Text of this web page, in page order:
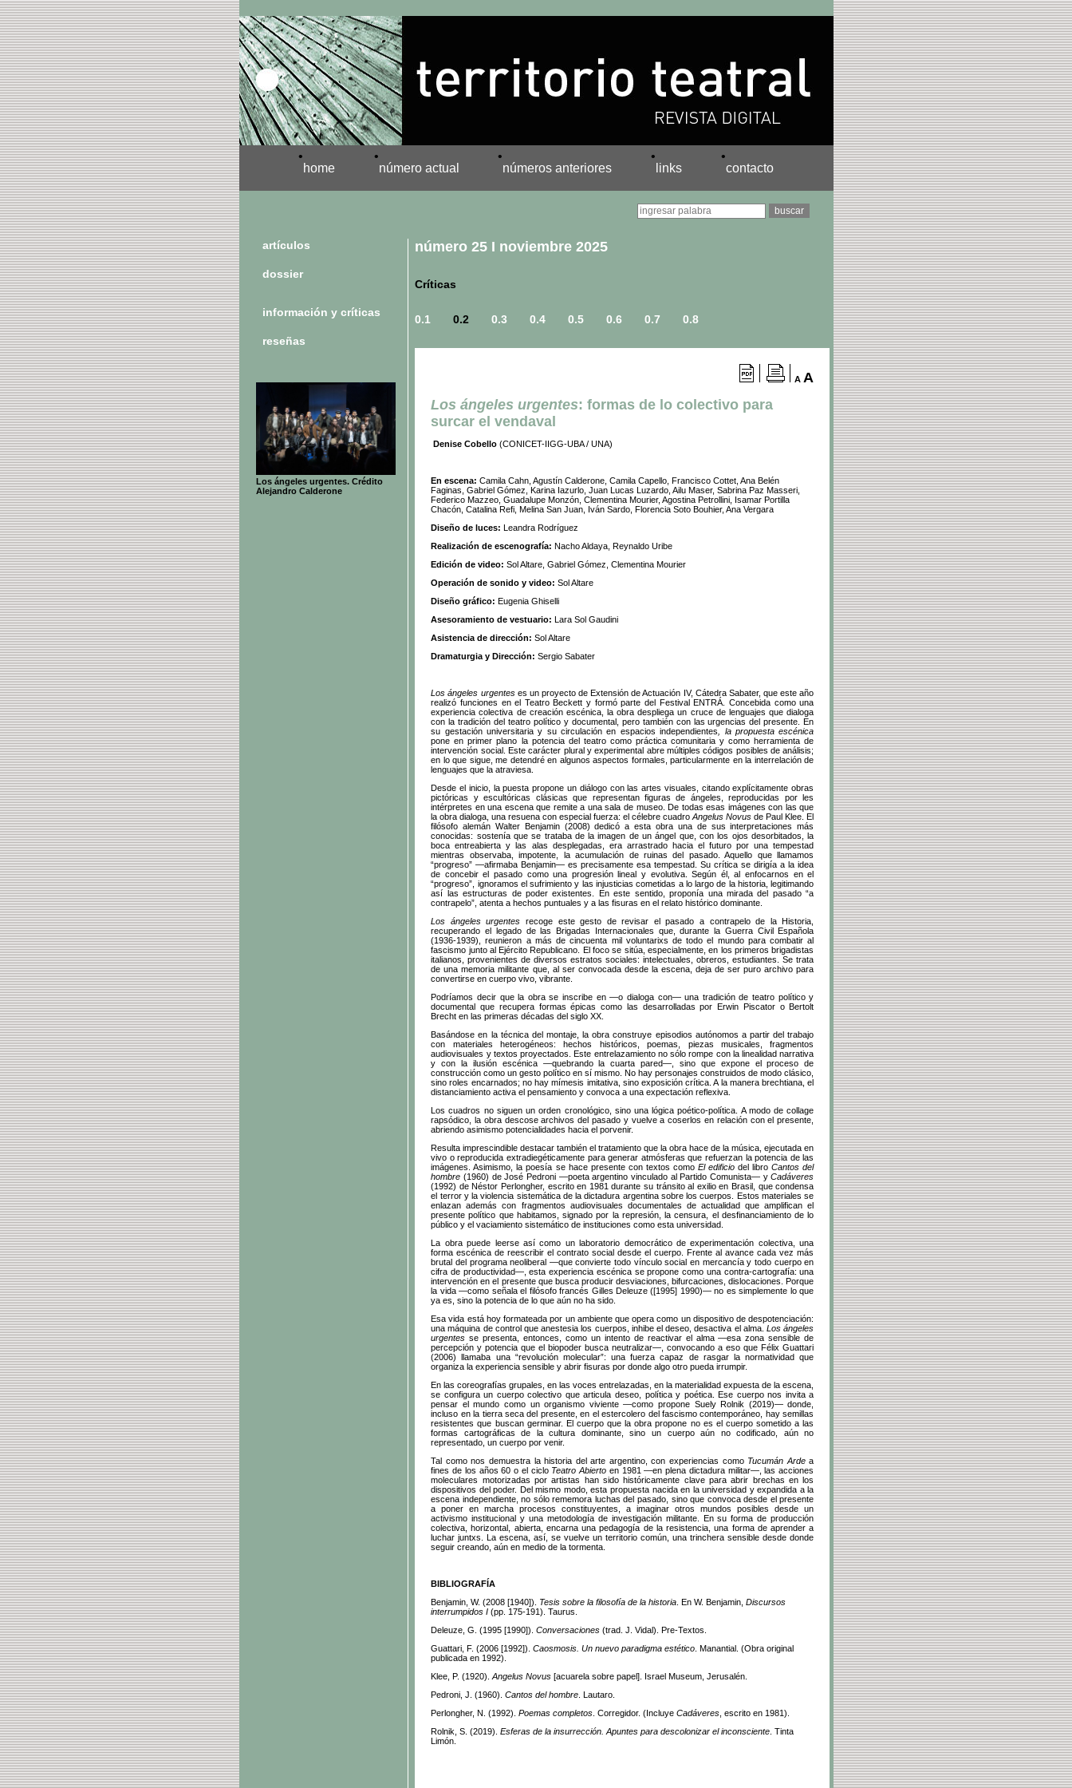
•
home
•
número actual
•
números anteriores
•
links
•
contacto
artículos
dossier
información y críticas
reseñas
Los ángeles urgentes. Crédito
Alejandro Calderone
número 25 I noviembre 2025
Críticas
0.1 0.2 0.3 0.4 0.5 0.6 0.7 0.8
A A
Los ángeles urgentes: formas de lo colectivo para
surcar el vendaval
Denise Cobello (CONICET-IIGG-UBA / UNA)
En escena:Camila Cahn, Agustín Calderone, Camila Capello, Francisco Cottet, Ana Belén
Faginas, Gabriel Gómez, Karina Iazurlo, Juan Lucas Luzardo, Ailu Maser, Sabrina Paz Masseri,
Federico Mazzeo, Guadalupe Monzón, Clementina Mourier, Agostina Petrollini, Isamar Portilla
Chacón, Catalina Refi, Melina San Juan, Iván Sardo, Florencia Soto Bouhier, Ana Vergara
Diseño de luces:Leandra Rodríguez
Realización de escenografía:Nacho Aldaya, Reynaldo Uribe
Edición de video:Sol Altare, Gabriel Gómez, Clementina Mourier
Operación de sonido y video: Sol Altare
Diseño gráfico:Eugenia Ghiselli
Asesoramiento de vestuario: Lara Sol Gaudini
Asistencia de dirección:Sol Altare
Dramaturgia y Dirección:Sergio Sabater
Los ángeles urgenteses un proyecto de Extensión de Actuación IV, Cátedra Sabater, que este año
realizó funciones en el Teatro Beckett y formó parte del Festival ENTRÁ. Concebida como una
experiencia colectiva de creación escénica, la obra despliega un cruce de lenguajes que dialoga
con la tradición del teatro político y documental, pero también con las urgencias del presente. En
su gestación universitaria y su circulación en espacios independientes
la propuesta escénica
pone en primer plano la potencia del teatro como práctica comunitaria y como herramienta de
intervención social. Este carácter plural y experimental abre múltiples códigos posibles de análisis;
en lo que sigue, me detendré en algunos aspectos formales, particularmente en la interrelación de
lenguajes que la atraviesa.
Desde el inicio, la puesta propone un diálogo con las artes visuales, citando explícitamente obras
pictóricas y escultóricas clásicas que representan figuras de ángeles, reproducidas por les
intérpretes en una escena que remite a una sala de museo. De todas esas imágenes con las que
la obra dialoga, una resuena con especial fuerza: el célebre cuadroAngelus Novus de Paul Klee. El
filósofo alemán Walter Benjamin (2008) dedicó a esta obra una de sus interpretaciones más
conocidas: sostenía que se trataba de la imagen de un ángel que, con los ojos desorbitados, la
boca entreabierta y las alas desplegadas, era arrastrado hacia el futuro por una tempestad
mientras observaba, impotente, la acumulación de ruinas del pasado. Aquello que llamamos
“progreso” —afirmaba Benjamin— es precisamente esa tempestad. Su crítica se dirigía a la idea
de concebir el pasado como una progresión lineal y evolutiva. Según él, al enfocarnos en el
“progreso”, ignoramos el sufrimiento y las injusticias cometidas a lo largo de la historia, legitimando
así las estructuras de poder existentes. En este sentido, proponía una mirada del pasado “a
contrapelo”, atenta a hechos puntuales y a las fisuras en el relato histórico dominante.
Los ángeles urgentes recoge este gesto de revisar el pasado a contrapelo de la Historia,
recuperando el legado de las Brigadas Internacionales que, durante la Guerra Civil Española
(1936-1939), reunieron a más de cincuenta mil voluntarixs de todo el mundo para combatir al
fascismo junto al Ejército Republicano. El foco se sitúa, especialmente, en los primeros brigadistas
italianos, provenientes de diversos estratos sociales: intelectuales, obreros, estudiantes. Se trata
de una memoria militante que, al ser convocada desde la escena, deja de ser puro archivo para
convertirse en cuerpo vivo, vibrante.
Podríamos decir que la obra se inscribe en —o dialoga con— una tradición de teatro político y
documental que recupera formas épicas como las desarrolladas por Erwin Piscator o Bertolt
Brecht en las primeras décadas del siglo XX.
Basándose en la técnica del montaje, la obra construye episodios autónomos a partir del trabajo
con materiales heterogéneos: hechos históricos, poemas, piezas musicales, fragmentos
audiovisuales y textos proyectados. Este entrelazamiento no sólo rompe con la linealidad narrativa
y con la ilusión escénica —quebrando la cuarta pared—, sino que expone el proceso de
construcción como un gesto político en sí mismo. No hay personajes construidos de modo clásico,
sino roles encarnados; no hay mímesis imitativa, sino exposición crítica. A la manera brechtiana, el
distanciamiento activa el pensamiento y convoca a una expectación reflexiva.
Los cuadros no siguen un orden cronológico, sino una lógica poético-política. A modo de collage
rapsódico, la obra descose archivos del pasado y vuelve a coserlos en relación con el presente,
abriendo asimismo potencialidades hacia el porvenir.
Resulta imprescindible destacar también el tratamiento que la obra hace de la música, ejecutada en
vivo o reproducida extradiegéticamente para generar atmósferas que refuerzan la potencia de las
imágenes. Asimismo, la poesía se hace presente con textos como El edificio del libroCantos del
hombre (1960) de José Pedroni —poeta argentino vinculado al Partido Comunista— yCadáveres
(1992) de Néstor Perlongher, escrito en 1981 durante su tránsito al exilio en Brasil, que condensa
el terror y la violencia sistemática de la dictadura argentina sobre los cuerpos. Estos materiales se
enlazan además con fragmentos audiovisuales documentales de actualidad que amplifican el
presente político que habitamos, signado por la represión, la censura, el desfinanciamiento de lo
público y el vaciamiento sistemático de instituciones como esta universidad.
La obra puede leerse así como un laboratorio democrático de experimentación colectiva, una
forma escénica de reescribir el contrato social desde el cuerpo. Frente al avance cada vez más
brutal del programa neoliberal —que convierte todo vínculo social en mercancía y todo cuerpo en
cifra de productividad—, esta experiencia escénica se propone como una contra-cartografía: una
intervención en el presente que busca producir desviaciones, bifurcaciones, dislocaciones. Porque
la vida —como señala el filósofo francés Gilles Deleuze ([1995] 1990)— no es simplemente lo que
ya es, sino la potencia de lo que aún no ha sido.
Esa vida está hoy formateada por un ambiente que opera como un dispositivo de despotenciación:
una máquina de control que anestesia los cuerpos, inhibe el deseo, desactiva el alma.Los ángeles
urgentes se presenta, entonces, como un intento de reactivar el alma —esa zona sensible de
percepción y potencia que el biopoder busca neutralizar—, convocando a eso que Félix Guattari
(2006) llamaba una “revolución molecular”: una fuerza capaz de rasgar la normatividad que
organiza la experiencia sensible y abrir fisuras por donde algo otro pueda irrumpir.
En las coreografías grupales, en las voces entrelazadas, en la materialidad expuesta de la escena,
se configura un cuerpo colectivo que articula deseo, política y poética. Ese cuerpo nos invita a
pensar el mundo como un organismo viviente —como propone Suely Rolnik (2019)— donde,
incluso en la tierra seca del presente, en el estercolero del fascismo contemporáneo, hay semillas
resistentes que buscan germinar. El cuerpo que la obra propone no es el cuerpo sometido a las
formas cartográficas de la cultura dominante, sino un cuerpo aún no codificado, aún no
representado, un cuerpo por venir.
Tal como nos demuestra la historia del arte argentino, con experiencias como Tucumán Ardea
fines de los años 60 o el ciclo Teatro Abierto en 1981 —en plena dictadura militar—, las acciones
moleculares motorizadas por artistas han sido históricamente clave para abrir brechas en los
dispositivos del poder. Del mismo modo, esta propuesta nacida en la universidad y expandida a la
escena independiente, no sólo rememora luchas del pasado, sino que convoca desde el presente
a poner en marcha procesos constituyentes, a imaginar otros mundos posibles desde un
activismo institucional y una metodología de investigación militante. En su forma de producción
colectiva, horizontal, abierta, encarna una pedagogía de la resistencia, una forma de aprender a
luchar juntxs. La escena, así, se vuelve un territorio común, una trinchera sensible desde donde
seguir creando, aún en medio de la tormenta.
BIBLIOGRAFÍA
Benjamin, W. (2008 [1940]). Tesis sobre la filosofía de la historia . En W. Benjamin,Discursos
interrumpidos I (pp. 175-191). Taurus.
Deleuze, G. (1995 [1990]).Conversaciones (trad. J. Vidal). Pre-Textos.
Guattari, F. (2006 [1992]).Caosmosis. Un nuevo paradigma estético . Manantial. (Obra original
publicada en 1992).
Klee, P. (1920).Angelus Novus [acuarela sobre papel]. Israel Museum, Jerusalén.
Pedroni, J. (1960).Cantos del hombre . Lautaro.
Perlongher, N. (1992).Poemas completos . Corregidor. (IncluyeCadáveres , escrito en 1981).
Rolnik, S. (2019).Esferas de la insurrección. Apuntes para descolonizar el inconsciente . Tinta
Limón.